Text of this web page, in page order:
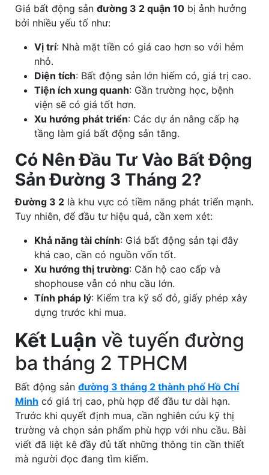
Giá bất động sản đường 3 2 quận 10 bị ảnh hưởng
bởi nhiều yếu tố như:
Vị trí: Nhà mặt tiền có giá cao hơn so với hẻm
nhỏ.
Diện tích: Bất động sản lớn hiếm có, giá trị cao.
Tiện ích xung quanh: Gần trường học, bệnh
viện sẽ có giá tốt hơn.
Xu hướng phát triển: Các dự án nâng cấp hạ
tầng làm giá bất động sản tăng.
Có Nên Đầu Tư Vào Bất Động
Sản Đường 3 Tháng 2?
Đường 3 2 là khu vực có tiềm năng phát triển mạnh.
Tuy nhiên, để đầu tư hiệu quả, cần xem xét:
Khả năng tài chính: Giá bất động sản tại đây
khá cao, cần có nguồn vốn tốt.
Xu hướng thị trường: Căn hộ cao cấp và
shophouse vẫn có nhu cầu lớn.
Tính pháp lý: Kiểm tra kỹ sổ đỏ, giấy phép xây
dựng trước khi mua.
Kết Luận về tuyến đường
ba tháng 2 TPHCM
Bất động sản đường 3 tháng 2 thành phố Hồ Chí
Minh có giá trị cao, phù hợp để đầu tư dài hạn.
Trước khi quyết định mua, cần nghiên cứu kỹ thị
trường và chọn sản phẩm phù hợp với nhu cầu. Bài
viết đã liệt kê đầy đủ tất những thông tin cần thiết
mà người đọc đang tìm kiếm.